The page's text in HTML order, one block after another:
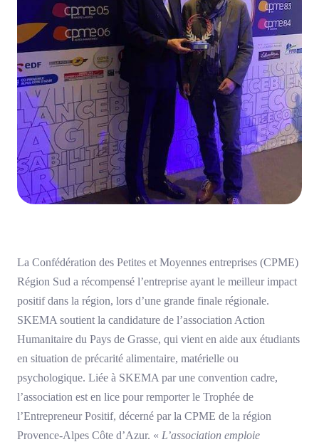
La Confédération des Petites et Moyennes entreprises (CPME)
Région Sud a récompensé l’entreprise ayant le meilleur impact
positif dans la région, lors d’une grande finale régionale.
SKEMA soutient la candidature de l’association Action
Humanitaire du Pays de Grasse, qui vient en aide aux étudiants
en situation de précarité alimentaire, matérielle ou
psychologique. Liée à SKEMA par une convention cadre,
l’association est en lice pour remporter le Trophée de
l’Entrepreneur Positif, décerné par la CPME de la région
Provence-Alpes Côte d’Azur. « L’association emploie